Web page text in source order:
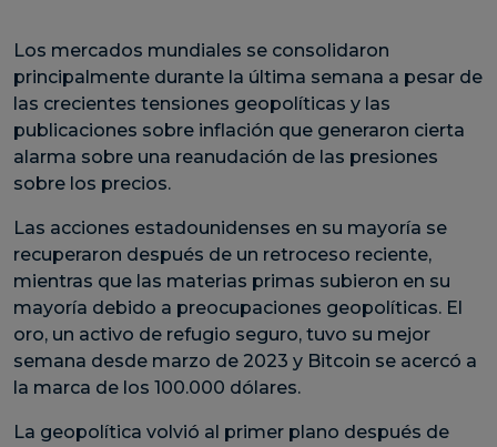
Los mercados mundiales se consolidaron
principalmente durante la última semana a pesar de
las crecientes tensiones geopolíticas y las
publicaciones sobre inflación que generaron cierta
alarma sobre una reanudación de las presiones
sobre los precios.
Las acciones estadounidenses en su mayoría se
recuperaron después de un retroceso reciente,
mientras que las materias primas subieron en su
mayoría debido a preocupaciones geopolíticas. El
oro, un activo de refugio seguro, tuvo su mejor
semana desde marzo de 2023 y Bitcoin se acercó a
la marca de los 100.000 dólares.
La geopolítica volvió al primer plano después de